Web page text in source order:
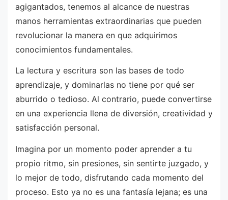
agigantados, tenemos al alcance de nuestras
manos herramientas extraordinarias que pueden
revolucionar la manera en que adquirimos
conocimientos fundamentales.
La lectura y escritura son las bases de todo
aprendizaje, y dominarlas no tiene por qué ser
aburrido o tedioso. Al contrario, puede convertirse
en una experiencia llena de diversión, creatividad y
satisfacción personal.
Imagina por un momento poder aprender a tu
propio ritmo, sin presiones, sin sentirte juzgado, y
lo mejor de todo, disfrutando cada momento del
proceso. Esto ya no es una fantasía lejana; es una